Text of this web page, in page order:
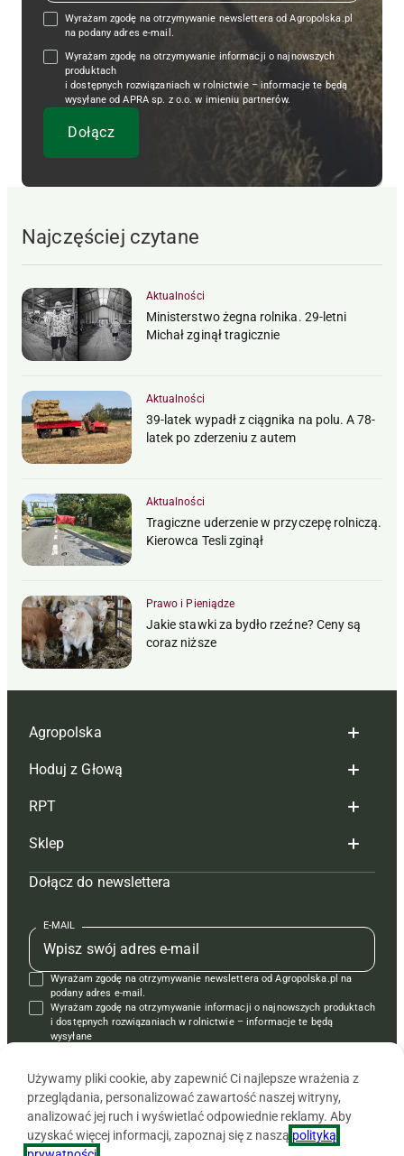
Wyrażam zgodę na otrzymywanie newslettera od Agropolska.pl
na podany adres e-mail.
Wyrażam zgodę na otrzymywanie informacji o najnowszych
produktach
i dostępnych rozwiązaniach w rolnictwie – informacje te będą
wysyłane od APRA sp. z o.o. w imieniu partnerów.
Najczęściej czytane
Aktualności
Ministerstwo żegna rolnika. 29-letni
Michał zginął tragicznie
Aktualności
39-latek wypadł z ciągnika na polu. A 78-
latek po zderzeniu z autem
Aktualności
Tragiczne uderzenie w przyczepę rolniczą.
Kierowca Tesli zginął
Prawo i Pieniądze
Jakie stawki za bydło rzeźne? Ceny są
coraz niższe
Agropolska
Redakcja
Reklama
Tagi
Mapa serwisu
Kontakt
Regulamin
Polityka prywatności
Hoduj z Głową
Hoduj z głową bydło
Hoduj z głową świnie
Prenumerata
Redakcja
Kontakt
Reklama
RPT
Redakcja
Prenumerata
Reklama
Kontakt
Krzyżówki
Sklep
Czasopisma i prenumerata
Książki
Regulamin
Dołącz do newslettera
E-MAIL
Wyrażam zgodę na otrzymywanie newslettera od Agropolska.pl na
podany adres e-mail.
Wyrażam zgodę na otrzymywanie informacji o najnowszych produktach
i dostępnych rozwiązaniach w rolnictwie – informacje te będą
wysyłane
Używamy pliki cookie, aby zapewnić Ci najlepsze wrażenia z
przeglądania, personalizować zawartość naszej witryny,
analizować jej ruch i wyświetlać odpowiednie reklamy. Aby
uzyskać więcej informacji, zapoznaj się z naszą polityką